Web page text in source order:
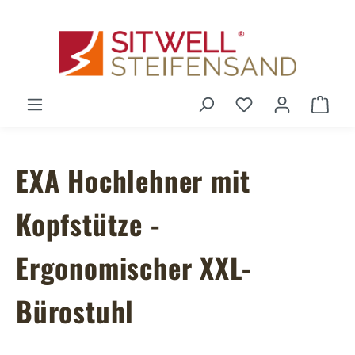
Du hast 0
EXA Hochlehner mit
Kopfstütze -
Ergonomischer XXL-
Bürostuhl